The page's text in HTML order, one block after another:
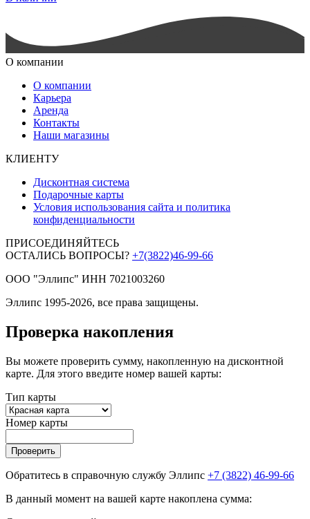
О компании
О компании
Карьера
Аренда
Контакты
Наши магазины
КЛИЕНТУ
Дисконтная система
Подарочные карты
Условия использования сайта и политика
конфиденциальности
ПРИСОЕДИНЯЙТЕСЬ
ОСТАЛИСЬ ВОПРОСЫ? +7(3822)46-99-66
ООО "Эллипс" ИНН 7021003260
Эллипс 1995-2026, все права защищены.
Проверка накопления
Вы можете проверить сумму, накопленную на дисконтной
карте. Для этого введите номер вашей карты:
Тип карты
Номер карты
Проверить
Обратитесь в справочную службу Эллипс +7 (3822) 46-99-66
В данный момент на вашей карте накоплена сумма: